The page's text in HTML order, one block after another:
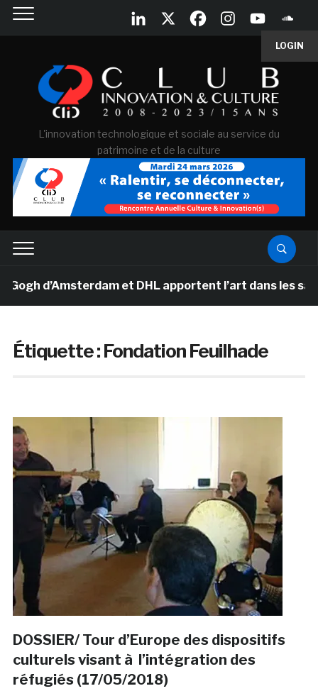
LOGIN
L'innovation technologique et sociale au service du
patrimoine et de la culture
d’Amsterdam et DHL apportent l’art dans les salles
Étiquette :Fondation Feuilhade
DOSSIER/ Tour d’Europe des dispositifs
culturels visant à l’intégration des
réfugiés (17/05/2018)